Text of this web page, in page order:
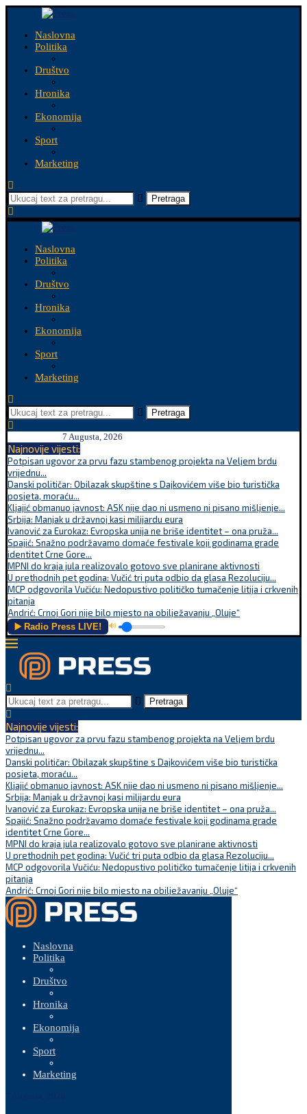
Naslovna
Politika
Društvo
Hronika
Ekonomija
Sport
Marketing
Pretraga
Naslovna
Politika
Društvo
Hronika
Ekonomija
Sport
Marketing
Pretraga
7 Augusta, 2026
Najnovije vijesti:
Potpisan ugovor za prvu fazu stambenog projekta na Veljem brdu
vrijednu...
Danski političar: Obilazak skupštine s Dajkovićem više bio turistička
posjeta, moraću...
Kljajić obmanuo javnost: ASK nije dao ni usmeno ni pisano mišljenje...
Srbija: Manjak u državnoj kasi milijardu eura
Ivanović za Eurokaz: Evropska unija ne briše identitet – ona pruža...
Spajić: Snažno podržavamo domaće festivale koji godinama grade
identitet Crne Gore...
MPNI do kraja jula realizovalo gotovo sve planirane aktivnosti
U prethodnih pet godina: Vučić tri puta odbio da glasa Rezoluciju...
MCP odgovorila Vučiću: Nedopustivo političko tumačenje litija i crkvenih
pitanja
Andrić: Crnoj Gori nije bilo mjesto na obilježavanju „Oluje“
▶️ Radio Press LIVE! 🔊
Pretraga
Najnovije vijesti:
Potpisan ugovor za prvu fazu stambenog projekta na Veljem brdu
vrijednu...
Danski političar: Obilazak skupštine s Dajkovićem više bio turistička
posjeta, moraću...
Kljajić obmanuo javnost: ASK nije dao ni usmeno ni pisano mišljenje...
Srbija: Manjak u državnoj kasi milijardu eura
Ivanović za Eurokaz: Evropska unija ne briše identitet – ona pruža...
Spajić: Snažno podržavamo domaće festivale koji godinama grade
identitet Crne Gore...
MPNI do kraja jula realizovalo gotovo sve planirane aktivnosti
U prethodnih pet godina: Vučić tri puta odbio da glasa Rezoluciju...
MCP odgovorila Vučiću: Nedopustivo političko tumačenje litija i crkvenih
pitanja
Andrić: Crnoj Gori nije bilo mjesto na obilježavanju „Oluje“
Naslovna
Politika
Društvo
Hronika
Ekonomija
Sport
Marketing